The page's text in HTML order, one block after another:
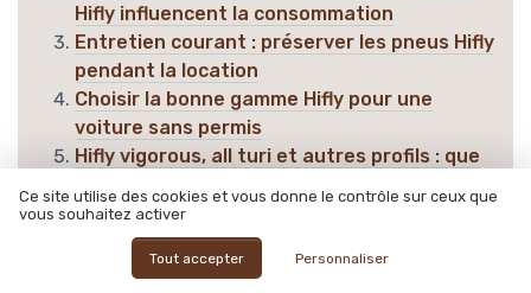
Hifly influencent la consommation
Entretien courant : préserver les pneus Hifly
pendant la location
Choisir la bonne gamme Hifly pour une
voiture sans permis
Hifly vigorous, all turi et autres profils : que
permis ?
Assurance, responsabilité et gestion des
pneus Hifly en cas d’incident
Ce site utilise des cookies et vous donne le contrôle sur ceux que
vous souhaitez activer
Tout accepter Personnaliser